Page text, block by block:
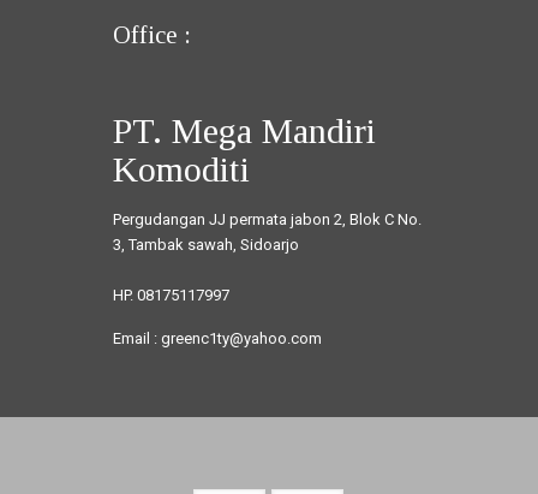
Office :
PT. Mega Mandiri
Komoditi
Pergudangan JJ permata jabon 2, Blok C No.
3, Tambak sawah, Sidoarjo
HP. 08175117997
Email : greenc1ty@yahoo.com